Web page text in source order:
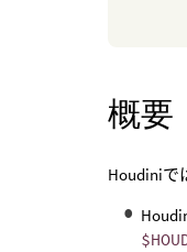
概要
Houdiniで